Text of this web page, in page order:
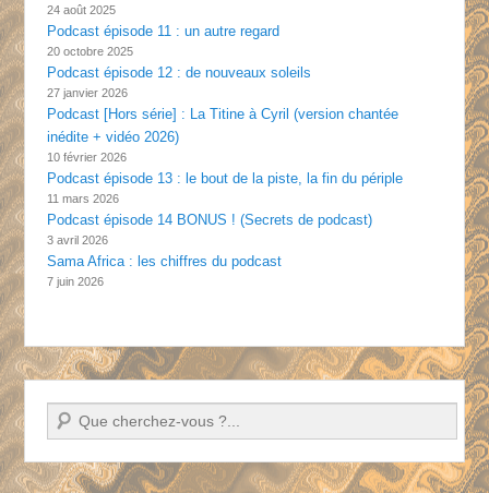
24 août 2025
Podcast épisode 11 : un autre regard
20 octobre 2025
Podcast épisode 12 : de nouveaux soleils
27 janvier 2026
Podcast [Hors série] : La Titine à Cyril (version chantée
inédite + vidéo 2026)
10 février 2026
Podcast épisode 13 : le bout de la piste, la fin du périple
11 mars 2026
Podcast épisode 14 BONUS ! (Secrets de podcast)
3 avril 2026
Sama Africa : les chiffres du podcast
7 juin 2026
Recherche